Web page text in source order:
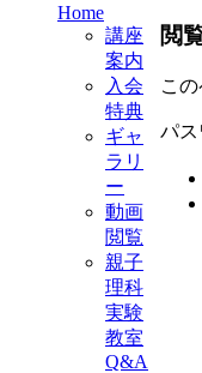
Home
講座
案内
入会
特典
ギャ
ラリ
ー
動画
閲覧
親子
理科
実験
教室
Q&A
閲
こ
パス